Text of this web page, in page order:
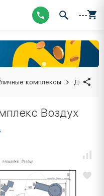
---
комплексы Детские
Воздух